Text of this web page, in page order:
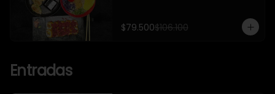
$79.500$106.100
Entradas